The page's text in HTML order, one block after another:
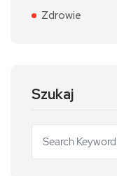
Zdrowie
Szukaj